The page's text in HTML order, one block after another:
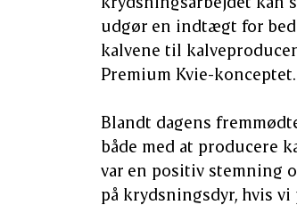
udgør en indtægt for
kalvene til
Premium Kvie-konceptet.
Blandt dagens
både med at producere
var en positiv stemning
på krydsningsdyr, hvis